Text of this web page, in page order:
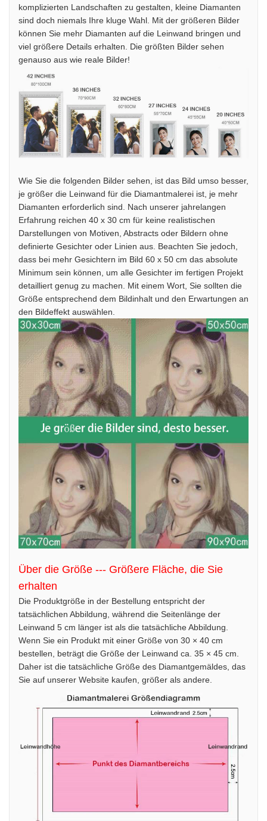
komplizierten Landschaften zu gestalten, kleine Diamanten
sind doch niemals Ihre kluge Wahl. Mit der größeren Bilder
können Sie mehr Diamanten auf die Leinwand bringen und
viel größere Details erhalten. Die größten Bilder sehen
genauso aus wie reale Bilder!
Wie Sie die folgenden Bilder sehen, ist das Bild umso besser,
je größer die Leinwand für die Diamantmalerei ist, je mehr
Diamanten erforderlich sind. Nach unserer jahrelangen
Erfahrung reichen 40 x 30 cm für keine realistischen
Darstellungen von Motiven, Abstracts oder Bildern ohne
definierte Gesichter oder Linien aus. Beachten Sie jedoch,
dass bei mehr Gesichtern im Bild 60 x 50 cm das absolute
Minimum sein können, um alle Gesichter im fertigen Projekt
detailliert genug zu machen. Mit einem Wort, Sie sollten die
Größe entsprechend dem Bildinhalt und den Erwartungen an
den Bildeffekt auswählen.
Über die Größe --- Größere Fläche, die Sie
erhalten
Die Produktgröße in der Bestellung entspricht der
tatsächlichen Abbildung, während die Seitenlänge der
Leinwand 5 cm länger ist als die tatsächliche Abbildung.
Wenn Sie ein Produkt mit einer Größe von 30 × 40 cm
bestellen, beträgt die Größe der Leinwand ca. 35 × 45 cm.
Daher ist die tatsächliche Größe des Diamantgemäldes, das
Sie auf unserer Website kaufen, größer als andere.